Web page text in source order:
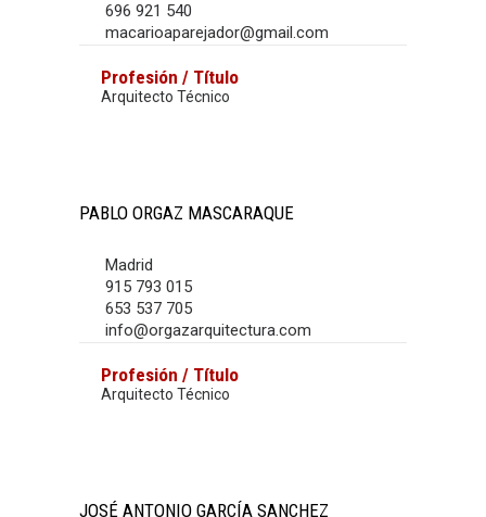
696 921 540
macarioaparejador@gmail.com
Profesión / Título
Arquitecto Técnico
PABLO ORGAZ MASCARAQUE
Madrid
915 793 015
653 537 705
info@orgazarquitectura.com
Profesión / Título
Arquitecto Técnico
JOSÉ ANTONIO GARCÍA SANCHEZ